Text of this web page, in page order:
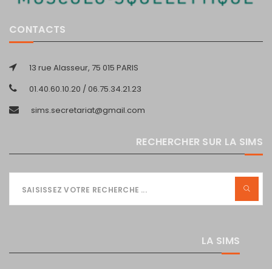
CONTACTS
13 rue Alasseur, 75 015 PARIS
01.40.60.10.20 / 06.75.34.21.23
sims.secretariat@gmail.com
RECHERCHER SUR LA SIMS
LA SIMS